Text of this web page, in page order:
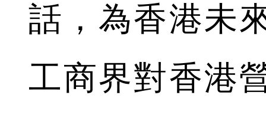
話，為香港未
工商界對香港